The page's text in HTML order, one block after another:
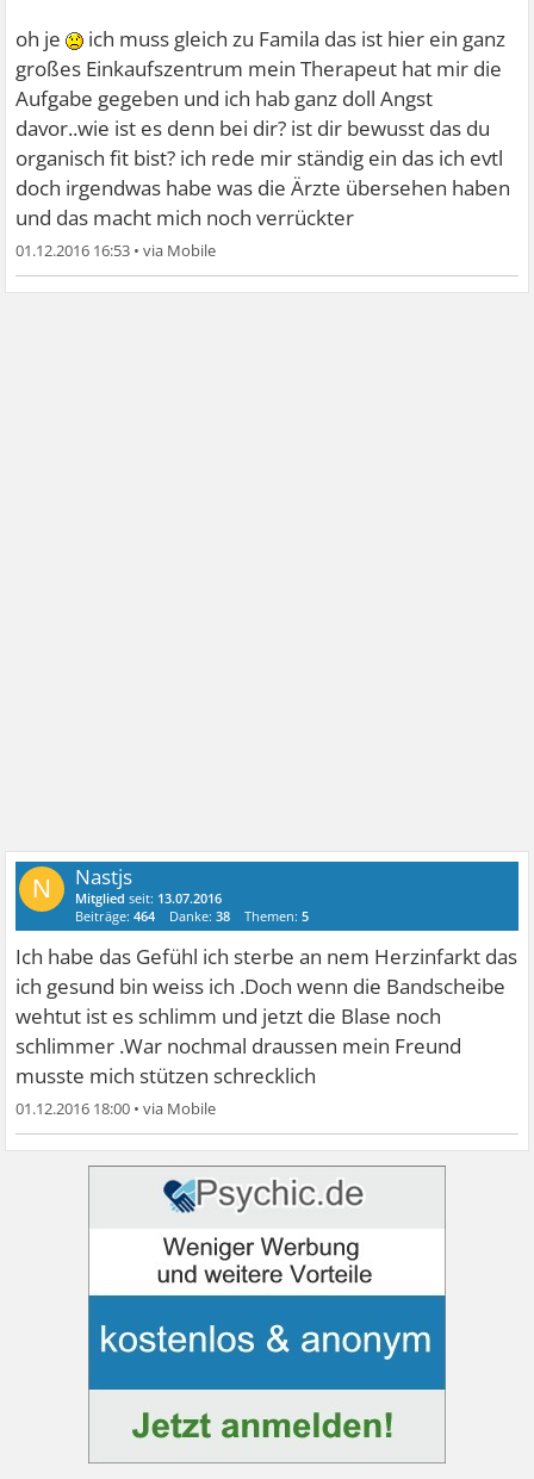
oh je
ich muss gleich zu Famila das ist hier ein ganz
großes Einkaufszentrum mein Therapeut hat mir die
Aufgabe gegeben und ich hab ganz doll Angst
davor..wie ist es denn bei dir? ist dir bewusst das du
organisch fit bist? ich rede mir ständig ein das ich evtl
doch irgendwas habe was die Ärzte übersehen haben
und das macht mich noch verrückter
01.12.2016 16:53 •
N Nastjs
Mitglied seit: 13.07.2016
Beiträge:464 Danke:38 Themen:5
Ich habe das Gefühl ich sterbe an nem Herzinfarkt das
ich gesund bin weiss ich .Doch wenn die Bandscheibe
wehtut ist es schlimm und jetzt die Blase noch
schlimmer .War nochmal draussen mein Freund
musste mich stützen schrecklich
01.12.2016 18:00 •